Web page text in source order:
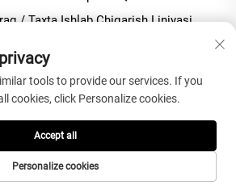
/ Taxta Ishlab Chiqarish Liniyasi
Qilish / Pelletizatsiya Mashinasi
HAQIDA
Maxfiylik siyosati
tools to provide our services. If you
cookies, click Personalize cookies.
Personalize cookies
Accept all